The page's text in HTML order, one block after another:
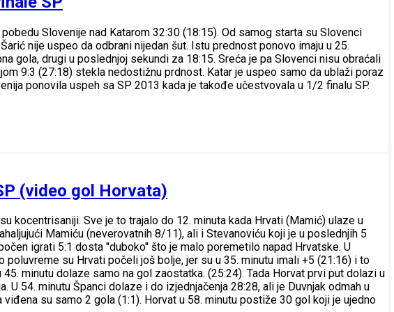
Slovenije nad Katarom 32:30 (18:15). Od samog starta su Slovenci
nije uspeo da odbrani nijedan šut. Istu prednost ponovo imaju u 25.
gola, drugi u poslednjoj sekundi za 18:15. Sreća je pa Slovenci nisu obraćali
9:3 (27:18) stekla nedostižnu prdnost. Katar je uspeo samo da ublaži poraz
ponovila uspeh sa SP 2013 kada je takođe učestvovala u 1/2 finalu SP.
(video gol Horvata)
kocentrisaniji. Sve je to trajalo do 12. minuta kada Hrvati (Mamić) ulaze u
Mamiću (neverovatnih 8/11), ali i Stevanoviću koji je u poslednjih 5
igrati 5:1 dosta ''duboko'' što je malo poremetilo napad Hrvatske. U
su Hrvati počeli još bolje, jer su u 35. minutu imali +5 (21:16) i to
minutu dolaze samo na gol zaostatka. (25:24). Tada Horvat prvi put dolazi u
54. minutu Španci dolaze i do izjednjačenja 28:28, ali je Duvnjak odmah u
su samo 2 gola (1:1). Horvat u 58. minutu postiže 30 gol koji je ujedno